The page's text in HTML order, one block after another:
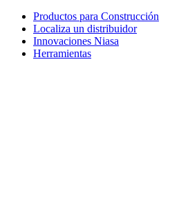
Productos para Construcción
Localiza un distribuidor
Innovaciones Niasa
Herramientas